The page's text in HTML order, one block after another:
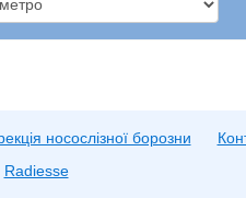
носослізної борозни
Radiesse